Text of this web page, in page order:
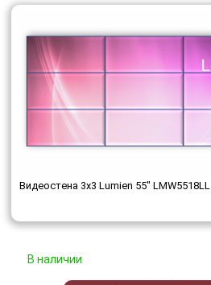
Видеостена 3x3 Lumien 55" LMW5518LL
В наличии